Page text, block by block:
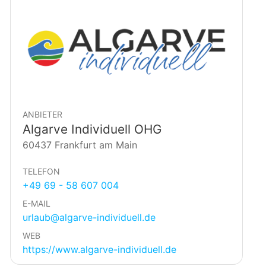
ANBIETER
Algarve Individuell OHG
60437 Frankfurt am Main
TELEFON
+49 69 - 58 607 004
E-MAIL
urlaub@algarve-individuell.de
WEB
https://www.algarve-individuell.de